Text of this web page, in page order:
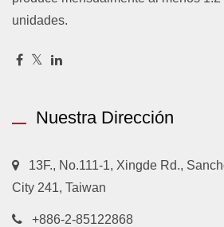
unidades.
Nuestra Dirección
13F., No.111-1, Xingde Rd.,
City 241, Taiwan
+886-2-85122868